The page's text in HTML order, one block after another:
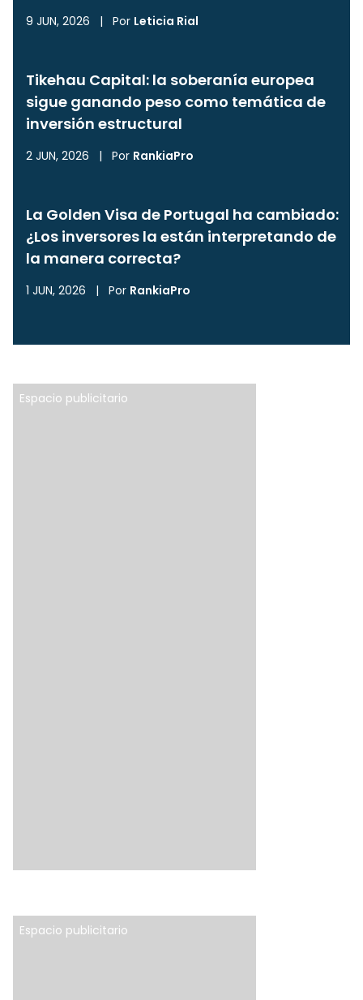
9 JUN, 2026 | Por Leticia Rial
Tikehau Capital: la soberanía europea
sigue ganando peso como temática de
inversión estructural
2 JUN, 2026 | Por RankiaPro
La Golden Visa de Portugal ha cambiado:
¿Los inversores la están interpretando de
la manera correcta?
1 JUN, 2026 | Por RankiaPro
Espacio publicitario
Espacio publicitario